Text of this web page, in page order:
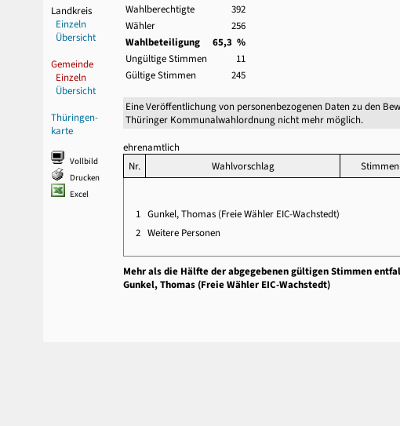
Landkreis
Einzeln
Übersicht
Gemeinde
Einzeln
Übersicht
Thüringen-
karte
Vollbild
Drucken
Excel
Wahlberechtigte
392
Wähler
256
Wahlbeteiligung
65,3 %
Ungültige Stimmen
11
Gültige Stimmen
245
Eine Veröffentlichung von personenbezogenen Daten zu den
Thüringer Kommunalwahlordnung nicht mehr möglich.
ehrenamtlich
Nr.
Wahlvorschlag Stimmen
1 Gunkel, Thomas (Freie Wähler EIC-Wachstedt)
2 Weitere Personen
Mehr als die Hälfte der abgegebenen gültigen Stimmen
Gunkel, Thomas (Freie Wähler EIC-Wachstedt)